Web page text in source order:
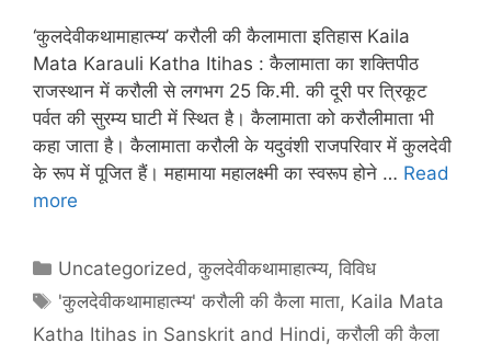
‘कुलदेवीकथामाहात्म्य’ करौली की कैलामाता इतिहास Kaila
Mata Karauli Katha Itihas : कैलामाता का शक्तिपीठ
राजस्थान में करौली से लगभग 25 कि.मी. की दूरी पर त्रिकूट
पर्वत की सुरम्य घाटी में स्थित है। कैलामाता को करौलीमाता भी
कहा जाता है। कैलामाता करौली के यदुवंशी राजपरिवार में कुलदेवी
के रूप में पूजित हैं। महामाया महालक्ष्मी का स्वरूप होने … Read
more
Categories
Uncategorized ,कुलदेवीकथामाहात्म्य,विविध
Tags
'कुलदेवीकथामाहात्म्य' करौली की कैला माता, Kaila Mata
Katha Itihas in Sanskrit and Hindi, करौली की कैला